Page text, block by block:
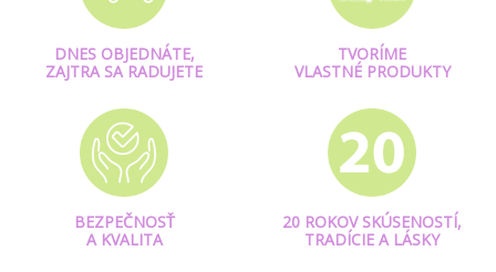
DNES OBJEDNÁTE,
ZAJTRA SA RADUJETE
TVORÍME
VLASTNÉ PRODUKTY
BEZPEČNOSŤ
A KVALITA
20 ROKOV SKÚSENOSTÍ,
TRADÍCIE A LÁSKY